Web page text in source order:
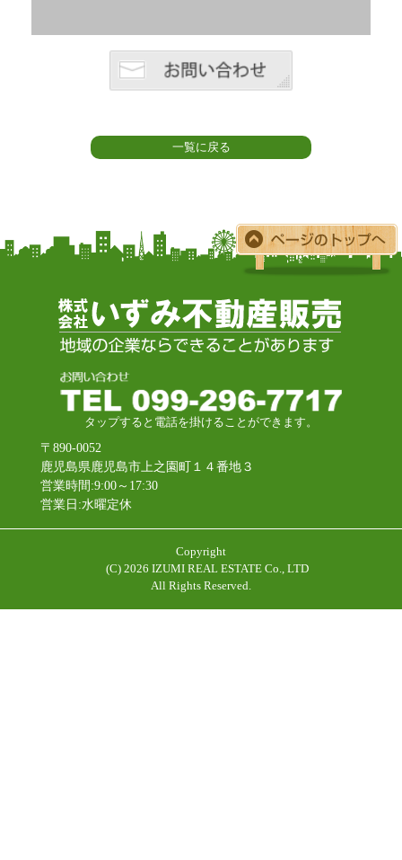
一覧に戻る
タップすると電話を掛けることができます。
〒890-0052
鹿児島県鹿児島市上之園町１４番地３
営業時間:9:00～17:30
営業日:水曜定休
Copyright
(C) 2026 IZUMI REAL ESTATE Co., LTD
All Rights Reserved.